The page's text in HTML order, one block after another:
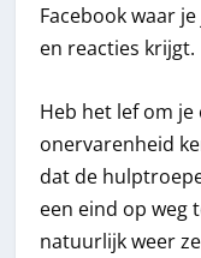
Facebook waar
en reacties krijgt.
Heb het lef om
onervarenheid
dat de
een eind op weg
natuurlijk weer